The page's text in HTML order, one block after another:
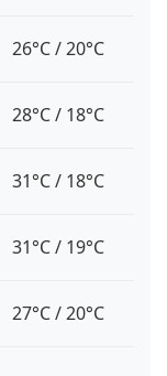
26°C / 20°C
28°C / 18°C
31°C / 18°C
31°C / 19°C
27°C / 20°C